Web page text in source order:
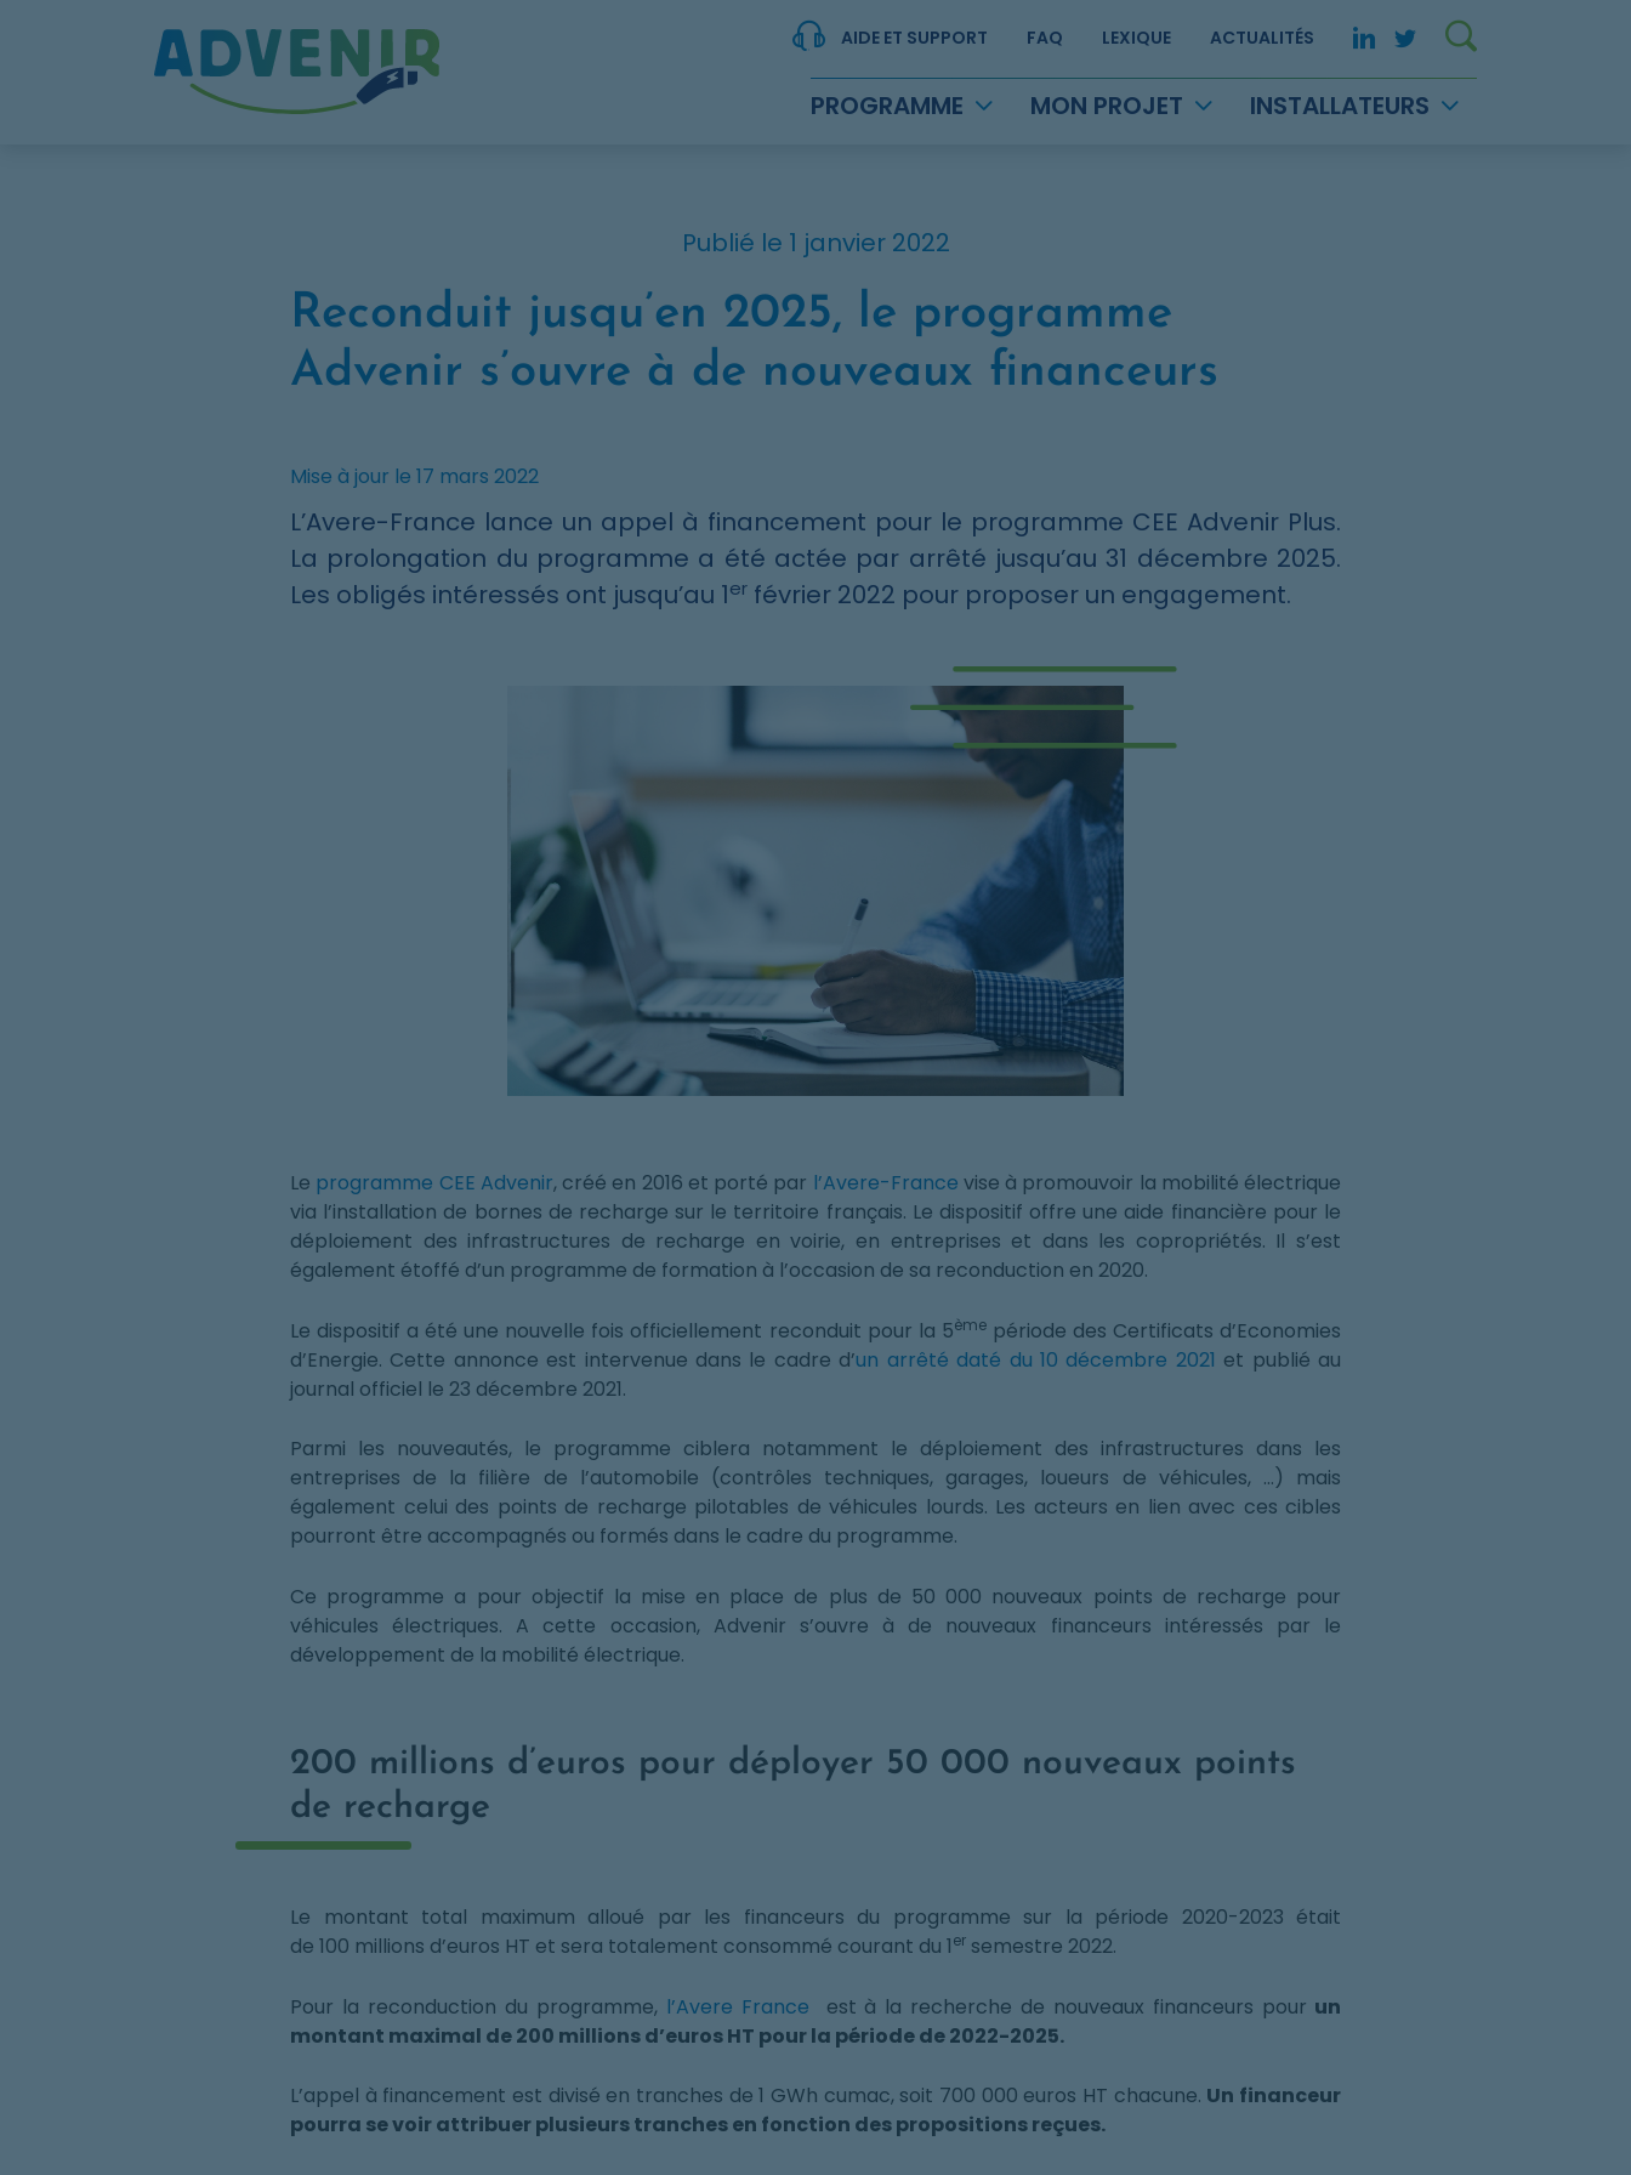
AIDE ET SUPPORT FAQ LEXIQUE ACTUALITÉS LinkedIn. Opens in new
Twitter. Opens in
PROGRAMME MON PROJET INSTALLATEURS
Publié le 1 janvier 2022
Reconduit jusqu’en 2025, le programme
Advenir s’ouvre à de nouveaux financeurs
Mise à jour le 17 mars 2022
L’Avere-France lance un appel à financement pour le programme CEE Advenir Plus.
La prolongation du programme a été actée par arrêté jusqu’au 31 décembre 2025.
Les obligés intéressés ont jusqu’au 1er février 2022 pour proposer un engagement.
Le programme CEE Advenir, créé en 2016 et porté par l’Avere-France vise à promouvoir la mobilité électrique
via l’installation de bornes de recharge sur le territoire français. Le dispositif offre une aide financière pour le
déploiement des infrastructures de recharge en voirie, en entreprises et dans les copropriétés. Il s’est
également étoffé d’un programme de formation à l’occasion de sa reconduction en 2020.
Le dispositif a été une nouvelle fois officiellement reconduit pour la 5èmepériode des Certificats d’Economies
d’Energie. Cette annonce est intervenue dans le cadre d’un arrêté daté du 10 décembre 2021 et publié au
journal officiel le 23 décembre 2021.
Parmi les nouveautés, le programme ciblera notamment le déploiement des infrastructures dans les
entreprises de la filière de l’automobile (contrôles techniques, garages, loueurs de véhicules, …) mais
également celui des points de recharge pilotables de véhicules lourds. Les acteurs en lien avec ces cibles
pourront être accompagnés ou formés dans le cadre du programme.
Ce programme a pour objectif la mise en place de plus de 50 000 nouveaux points de recharge pour
véhicules électriques. A cette occasion, Advenir s’ouvre à de nouveaux financeurs intéressés par le
développement de la mobilité électrique.
200 millions d’euros pour déployer 50 000 nouveaux points
de recharge
Le montant total maximum alloué par les financeurs du programme sur la période 2020-2023 était
de 100 millions d’euros HT et sera totalement consommé courant du 1er semestre 2022.
Pour la reconduction du programme, l’Avere France est à la recherche de nouveaux financeurs pour un
montant maximal de 200 millions d’euros HT pour la période de 2022-2025.
L’appel à financement est divisé en tranches de 1 GWh cumac, soit 700 000 euros HT chacune. Un financeur
pourra se voir attribuer plusieurs tranches en fonction des propositions reçues.